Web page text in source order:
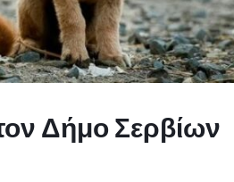
Δήμο Σερβίων